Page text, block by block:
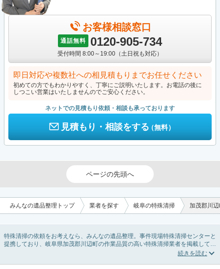
お客様相談窓口
通話無料 0120-905-734
受付時間 8:00～19:00（土日祝も対応）
即日対応や複数社への相見積もりまでお任せください
初めての方でもわかりやすく、丁寧にご説明いたします。お電話の後に
しつこい営業はいたしませんのでご安心ください。
ネットでの見積もり依頼・相談も承っております
見積もり・相談をする（無料）
ページの先頭へ
みんなの遺品整理トップ 業者を探す 岐阜の特殊清掃 加茂郡川
特殊清掃の依頼をお考えなら、みんなの遺品整理。事件現場特殊清掃センターと
提携しており、岐阜県加茂郡川辺町の作業品質の高い特殊清掃業者を掲載してい
ます。孤独死・孤立死に伴う不用品の処分・回収・引き取りから、事件・事故・